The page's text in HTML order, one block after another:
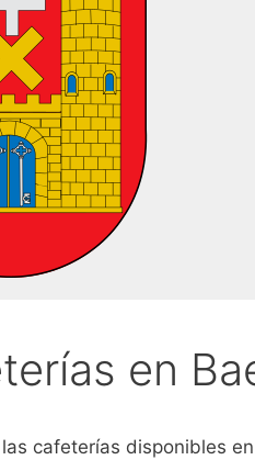
en
cafeterías disponibles